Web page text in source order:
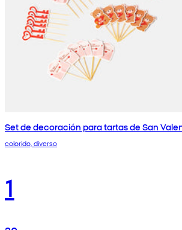
Set de decoración para tartas de San
colorido, diverso
1